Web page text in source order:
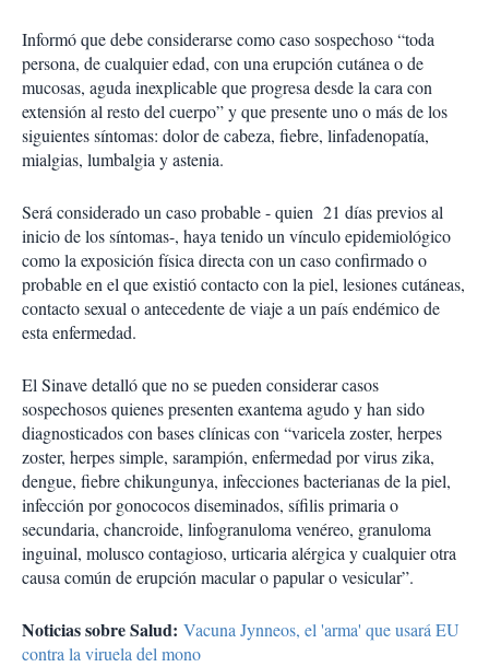
Informó que debe considerarse como caso sospechoso “toda
persona, de cualquier edad, con una erupción cutánea o de
mucosas, aguda inexplicable que progresa desde la cara con
extensión al resto del cuerpo” y que presente uno o más de los
siguientes síntomas: dolor de cabeza, fiebre, linfadenopatía,
mialgias, lumbalgia y astenia.
Será considerado un caso probable - quien 21 días previos al
inicio de los síntomas-, haya tenido un vínculo epidemiológico
como la exposición física directa con un caso confirmado o
probable en el que existió contacto con la piel, lesiones cutáneas,
contacto sexual o antecedente de viaje a un país endémico de
esta enfermedad.
El Sinave detalló que no se pueden considerar casos
sospechosos quienes presenten exantema agudo y han sido
diagnosticados con bases clínicas con “varicela zoster, herpes
zoster, herpes simple, sarampión, enfermedad por virus zika,
dengue, fiebre chikungunya, infecciones bacterianas de la piel,
infección por gonococos diseminados, sífilis primaria o
secundaria, chancroide, linfogranuloma venéreo, granuloma
inguinal, molusco contagioso, urticaria alérgica y cualquier otra
causa común de erupción macular o papular o vesicular”.
Noticias sobre Salud: Vacuna Jynneos, el 'arma' que usará EU
contra la viruela del mono